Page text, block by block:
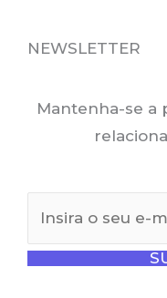
NEWSLETTER
Mantenha-se a